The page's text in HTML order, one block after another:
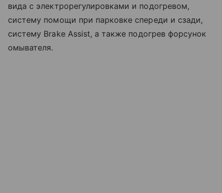
вида с электрорегулировками и подогревом,
систему помощи при парковке спереди и сзади,
систему Brake Assist, а также подогрев форсунок
омывателя.